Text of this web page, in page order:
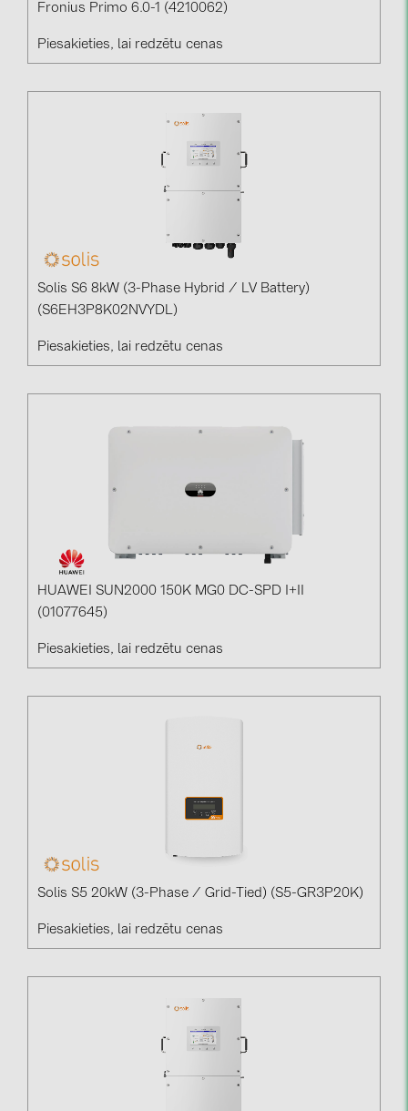
Fronius Primo 6.0-1 (4210062)
Piesakieties, lai redzētu cenas
Solis S6 8kW (3-Phase Hybrid / LV Battery)
(S6EH3P8K02NVYDL)
Piesakieties, lai redzētu cenas
HUAWEI SUN2000 150K MG0 DC-SPD I+II
(01077645)
Piesakieties, lai redzētu cenas
Solis S5 20kW (3-Phase / Grid-Tied) (S5-GR3P20K)
Piesakieties, lai redzētu cenas